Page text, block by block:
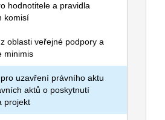
hodnotitele a pravidla
komisí
oblasti veřejné podpory a
minimis
uzavření právního aktu
aktů o poskytnutí
projekt